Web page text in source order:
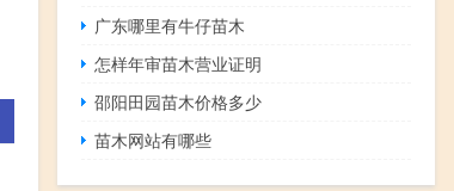
广东哪里有牛仔苗木
怎样年审苗木营业证明
邵阳田园苗木价格多少
苗木网站有哪些